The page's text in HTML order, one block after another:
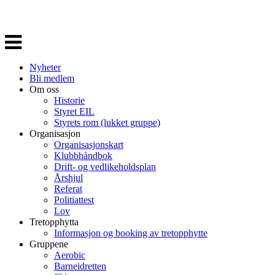
Veksle
navigasjon
Nyheter
Bli medlem
Om oss
Historie
Styret EIL
Styrets rom (lukket gruppe)
Organisasjon
Organisasjonskart
Klubbhåndbok
Drift- og vedlikeholdsplan
Årshjul
Referat
Politiattest
Lov
Tretopphytta
Informasjon og booking av tretopphytte
Gruppene
Aerobic
Barneidretten